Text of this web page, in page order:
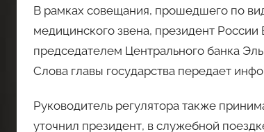
В рамках совещания, прошедшего по
медицинского звена, президент
председателем Центрального банка
Слова главы государства передает
Руководитель регулятора также
уточнил президент, в служебной